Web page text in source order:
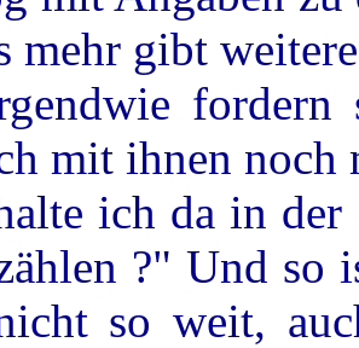
mehr gibt
fordern
mit ihnen noch
ich da in
?" Und so
so weit,